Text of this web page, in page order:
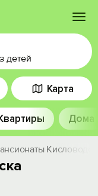
детей
Карта
Дома